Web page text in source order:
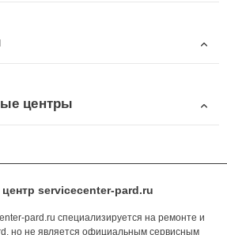
центры
servicecenter-pard.ru
pard.ru специализируется на ремонте и
но не является официальным сервисным